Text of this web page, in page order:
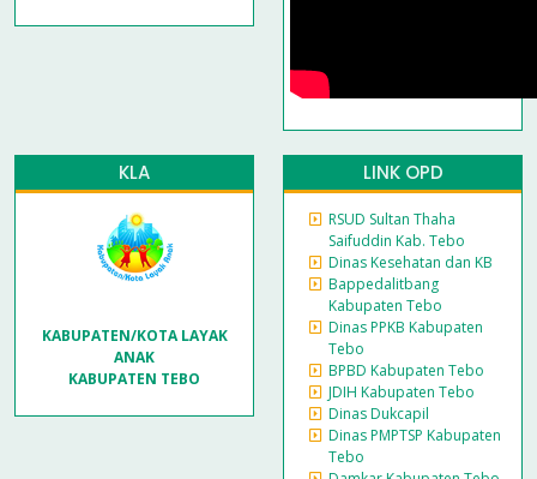
KLA
KABUPATEN/KOTA LAYAK
ANAK
KABUPATEN TEBO
LINK OPD
RSUD Sultan Thaha
Saifuddin Kab. Tebo
Dinas Kesehatan dan KB
Bappedalitbang
Kabupaten Tebo
Dinas PPKB Kabupaten
Tebo
BPBD Kabupaten Tebo
JDIH Kabupaten Tebo
Dinas Dukcapil
Dinas PMPTSP Kabupaten
Tebo